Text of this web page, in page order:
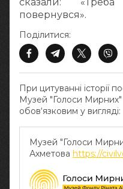
сказали:
повернувся».
При цитуванні
Музей "Голоси
обов‘язковим у вигляді:
Музей "Голоси
Ахметова https://
Поділитися: